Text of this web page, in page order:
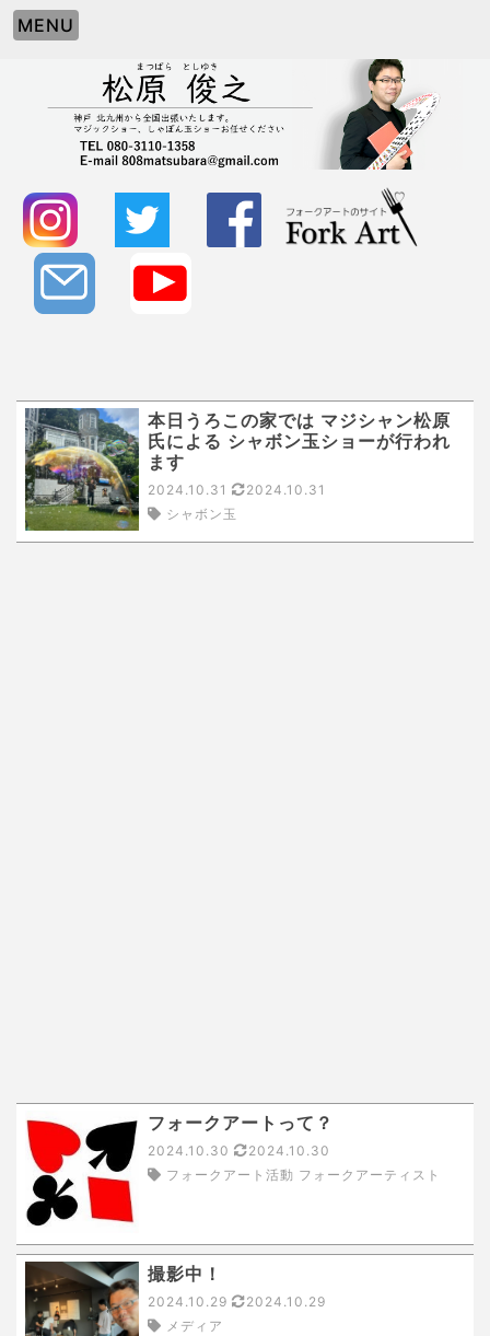
MENU
本日うろこの家では マジシャン松原
氏による シャボン玉ショーが行われ
ます
2024.10.31
2024.10.31
シャボン玉
フォークアートって？
2024.10.30
2024.10.30
フォークアート活動 フォークアーティスト
撮影中！
2024.10.29
2024.10.29
メディア